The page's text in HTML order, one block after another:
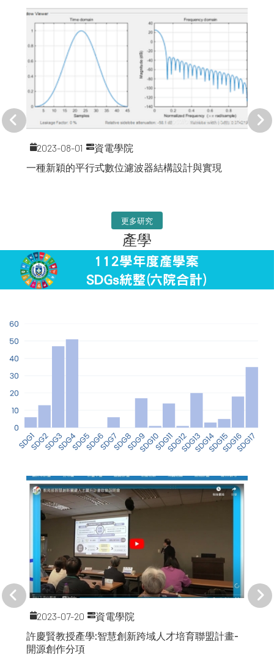
2023-08-01 資電學院
一種新穎的平行式數位濾波器結構設計與實現
更多研究
產學
2023-07-20 資電學院
許慶賢教授產學:智慧創新跨域人才培育聯盟計畫-
開源創作分項